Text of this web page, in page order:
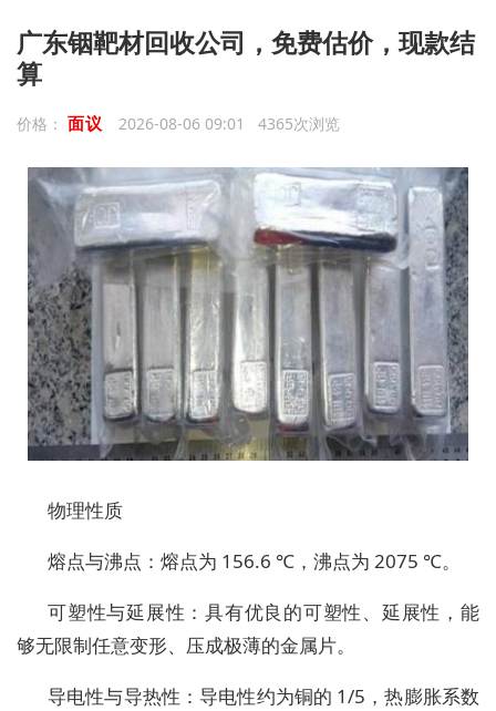
广东铟靶材回收公司，免费估价，现款结
算
价格： 面议 2026-08-06 09:01 4365次浏览
物理性质
熔点与沸点：熔点为 156.6 ℃，沸点为 2075 ℃。
可塑性与延展性：具有优良的可塑性、延展性，能
够无限制任意变形、压成极薄的金属片。
导电性与导热性：导电性约为铜的 1/5，热膨胀系数